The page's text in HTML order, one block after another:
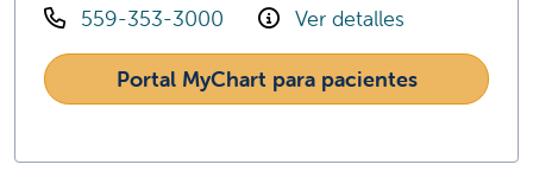
559-353-3000 Ver detalles
Portal MyChart para pacientes